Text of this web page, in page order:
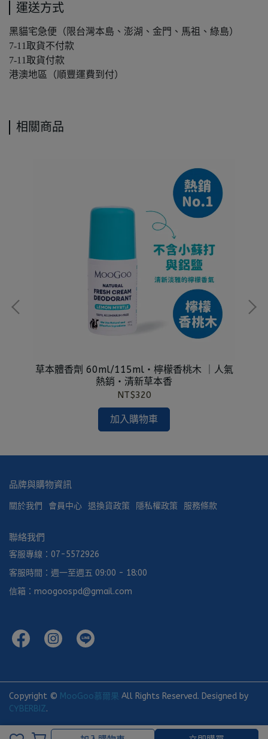
加入購物車
運送方式
黑貓宅急便（限台灣本島、澎湖、金門、馬祖、綠島）
7-11取貨不付款
7-11取貨付款
港澳地區（順豐運費到付）
相關商品
草本體香劑 60ml/115ml・檸檬香桃木 ｜人氣
熱銷・清新草本香
NT$320
加入購物車
品牌與購物資訊
關於我們 會員中心 退換貨政策 隱私權政策 服務條款
聯絡我們
客服專線：07-5572926
客服時間：週一至週五 09:00 - 18:00
信箱：moogoospd@gmail.com
Copyright © MooGoo慕爾果 All Rights Reserved. Designed by
CYBERBIZ.